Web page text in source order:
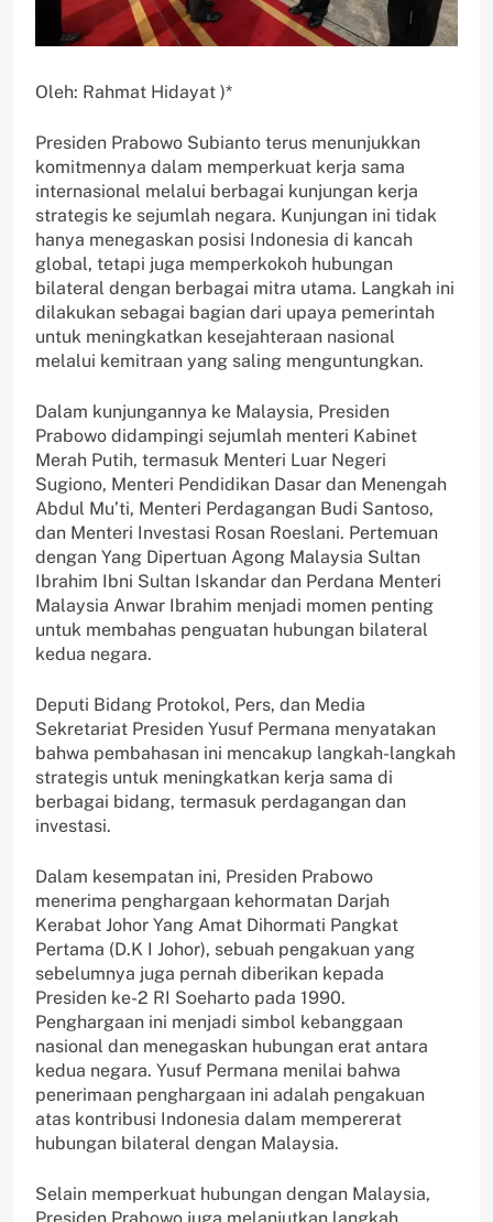
Oleh: Rahmat Hidayat )*
Presiden Prabowo Subianto terus menunjukkan
komitmennya dalam memperkuat kerja sama
internasional melalui berbagai kunjungan kerja
strategis ke sejumlah negara. Kunjungan ini tidak
hanya menegaskan posisi Indonesia di kancah
global, tetapi juga memperkokoh hubungan
bilateral dengan berbagai mitra utama. Langkah ini
dilakukan sebagai bagian dari upaya pemerintah
untuk meningkatkan kesejahteraan nasional
melalui kemitraan yang saling menguntungkan.
Dalam kunjungannya ke Malaysia, Presiden
Prabowo didampingi sejumlah menteri Kabinet
Merah Putih, termasuk Menteri Luar Negeri
Sugiono, Menteri Pendidikan Dasar dan Menengah
Abdul Mu’ti, Menteri Perdagangan Budi Santoso,
dan Menteri Investasi Rosan Roeslani. Pertemuan
dengan Yang Dipertuan Agong Malaysia Sultan
Ibrahim Ibni Sultan Iskandar dan Perdana Menteri
Malaysia Anwar Ibrahim menjadi momen penting
untuk membahas penguatan hubungan bilateral
kedua negara.
Deputi Bidang Protokol, Pers, dan Media
Sekretariat Presiden Yusuf Permana menyatakan
bahwa pembahasan ini mencakup langkah-langkah
strategis untuk meningkatkan kerja sama di
berbagai bidang, termasuk perdagangan dan
investasi.
Dalam kesempatan ini, Presiden Prabowo
menerima penghargaan kehormatan Darjah
Kerabat Johor Yang Amat Dihormati Pangkat
Pertama (D.K I Johor), sebuah pengakuan yang
sebelumnya juga pernah diberikan kepada
Presiden ke-2 RI Soeharto pada 1990.
Penghargaan ini menjadi simbol kebanggaan
nasional dan menegaskan hubungan erat antara
kedua negara. Yusuf Permana menilai bahwa
penerimaan penghargaan ini adalah pengakuan
atas kontribusi Indonesia dalam mempererat
hubungan bilateral dengan Malaysia.
Selain memperkuat hubungan dengan Malaysia,